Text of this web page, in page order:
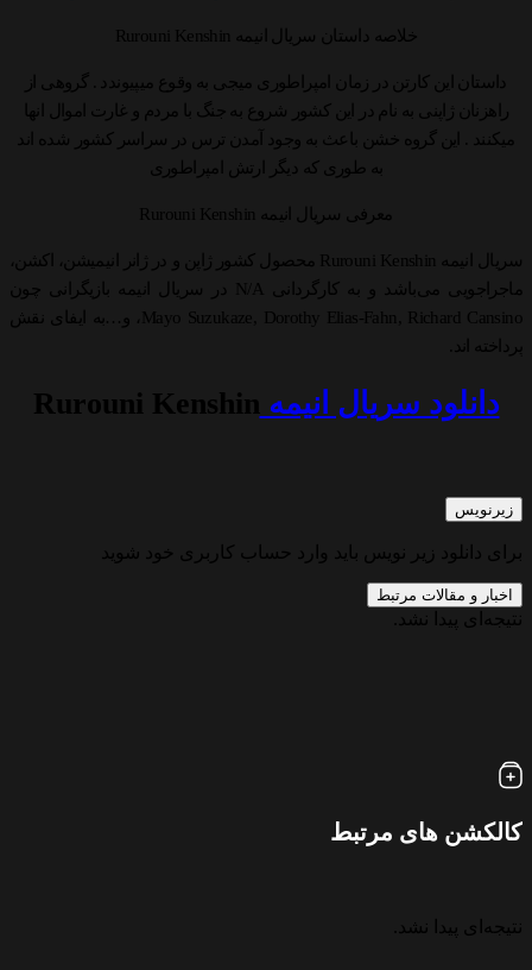
خلاصه داستان سریال انیمه Rurouni Kenshin
داستان این کارتن در زمان امپراطوری میجی به وقوع میپیوندد . گروهی از
راهزنان ژاپنی به نام در این کشور شروع به جنگ با مردم و غارت اموال انها
میکنند . این گروه خشن باعث به وجود آمدن ترس در سراسر کشور شده اند
به طوری که دیگر ارتش امپراطوری
معرفی سریال انیمه Rurouni Kenshin
سریال انیمه Rurouni Kenshin محصول کشور ژاپن و در ژانر انیمیشن، اکشن،
ماجراجویی می‌باشد و به کارگردانی N/A در سریال انیمه بازیگرانی چون
Mayo Suzukaze, Dorothy Elias-Fahn, Richard Cansino، و…به ایفای نقش
پرداخته اند.
دانلود سریال انیمهRurouni Kenshin
زیرنویس
برای دانلود زیر نویس باید وارد حساب کاربری خود شوید
اخبار و مقالات مرتبط
نتیجه‌ای پیدا نشد.
کالکشن های مرتبط
نتیجه‌ای پیدا نشد.